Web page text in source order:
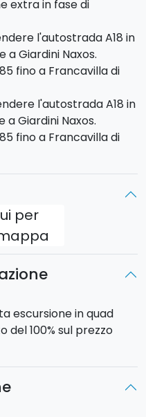
sterrate e sentieri
sulla valle
Linguaglossa
da cui è possibile
etneo. L’itinerario
di epoche differenti
di visitare una
.
solo due orari di
extra in fase di
l'autostrada A18 in
a Giardini Naxos.
fino a Francavilla di
l'autostrada A18 in
a Giardini Naxos.
fino a Francavilla di
per
escursione in quad
100% sul prezzo